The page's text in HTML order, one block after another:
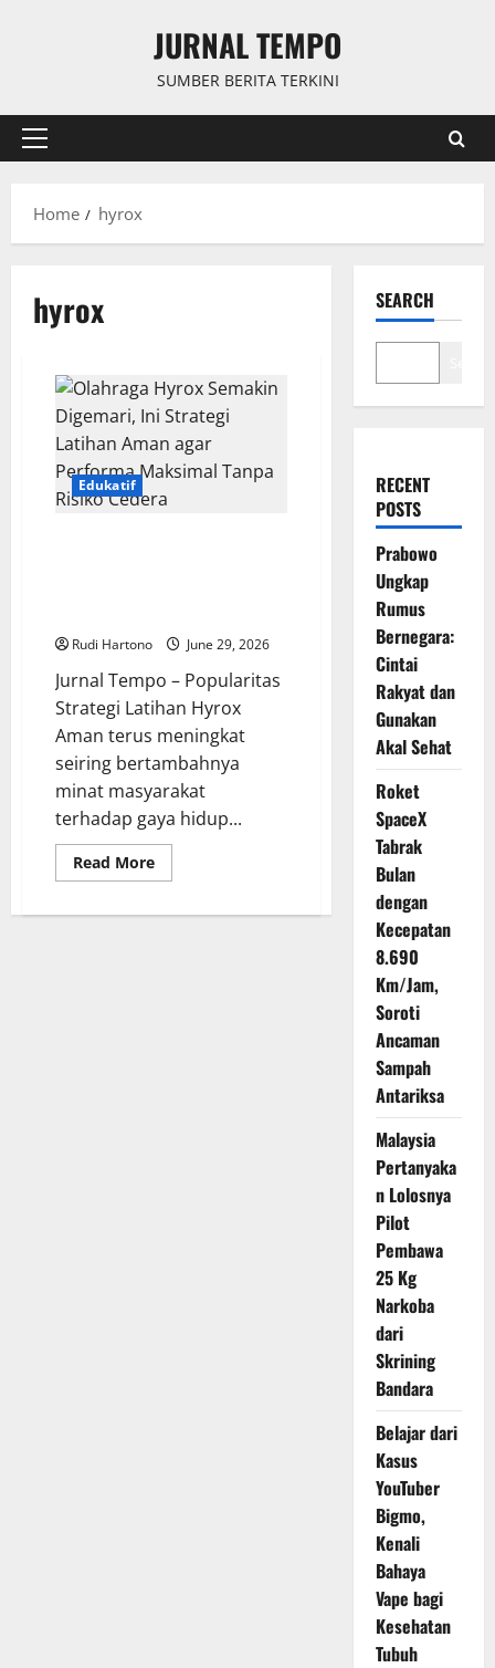
JURNAL TEMPO
SUMBER BERITA TERKINI
Primary
Home
hyrox
hyrox
Edukatif
Rudi Hartono June 29, 2026
Jurnal Tempo – Popularitas
Strategi Latihan Hyrox
Aman terus meningkat
seiring bertambahnya
minat masyarakat
terhadap gaya hidup...
Read MoreRead
more
Hyrox
SEARCH
RECENT
POSTS
Prabowo
Ungkap
Rumus
Bernegara:
Cintai
Rakyat dan
Gunakan
Akal Sehat
Roket
SpaceX
Tabrak
Bulan
dengan
Kecepatan
8.690
Km/Jam,
Soroti
Ancaman
Sampah
Antariksa
Malaysia
Pertanyaka
n Lolosnya
Pilot
Pembawa
25 Kg
Narkoba
dari
Skrining
Bandara
Belajar dari
Kasus
YouTuber
Bigmo,
Kenali
Bahaya
Vape bagi
Kesehatan
Tubuh